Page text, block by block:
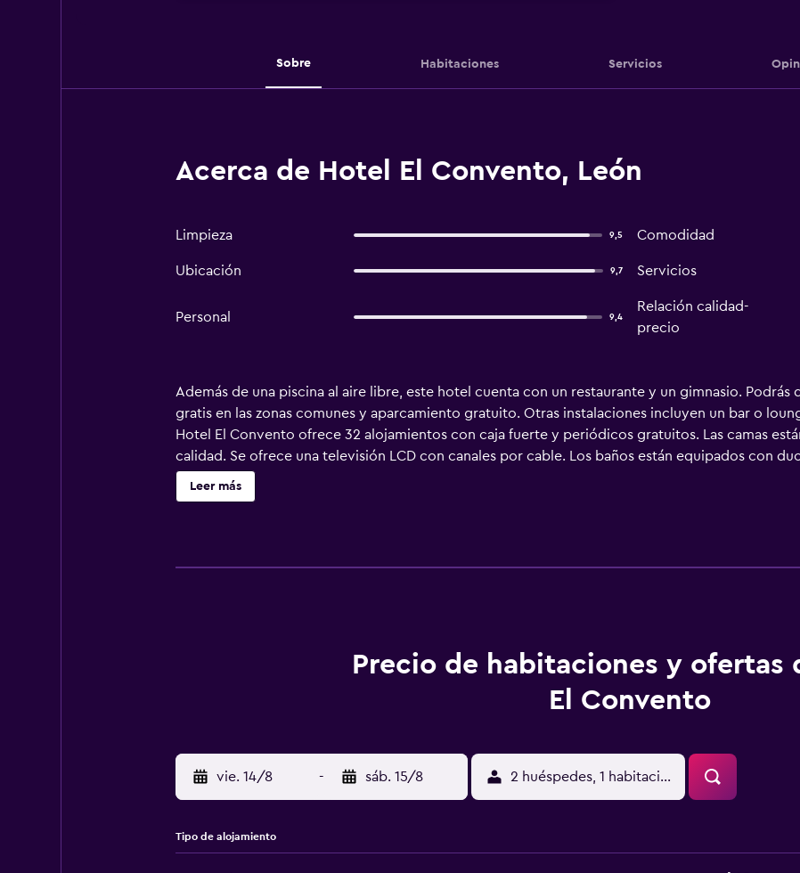
Sobre Habitaciones Servicios
Acerca de Hotel El Convento, León
Limpieza 9,5 Comodidad
Ubicación 9,7 Servicios
Personal 9,4
Relación calidad-
precio
Además de una piscina al aire libre, este hotel cuenta con un restaurante y un gimnasio.
gratis en las zonas comunes y aparcamiento gratuito. Otras instalaciones incluyen un bar o
Hotel El Convento ofrece 32 alojamientos con caja fuerte y periódicos gratuitos. Las camas
calidad. Se ofrece una televisión LCD con canales por cable. Los baños están equipados con
higiene personal gratuitos. Este hotel en León ofrece acceso a Internet wifi gratis. Los servicios
escritorio y teléfono. Las habitaciones también incluyen botella de agua gratuita y tabla de
Leer más
Precio de habitaciones y ofertas
El Convento
vie. 14/8 - sáb. 15/8 2 huéspedes, 1 habitación
Tipo de alojamiento